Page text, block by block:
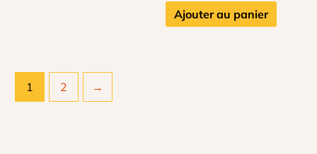
Ajouter au panier
1 2 →